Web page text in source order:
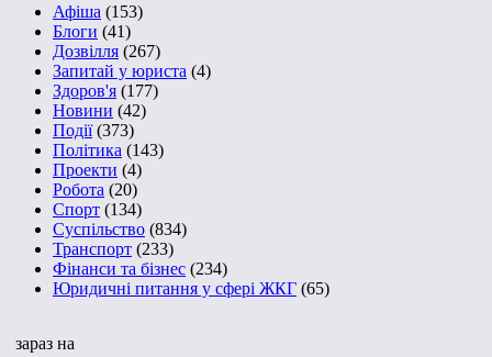
Афіша (153)
Блоги (41)
Дозвілля (267)
Запитай у юриста (4)
Здоров'я (177)
Новини (42)
Події(373)
Політика (143)
Проекти (4)
Робота (20)
Спорт (134)
Суспільство (834)
Транспорт (233)
Фінанси та бізнес (234)
Юридичні питання у сфері ЖКГ (65)
зараз на